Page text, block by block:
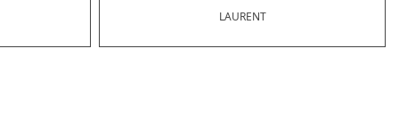
LAURENT